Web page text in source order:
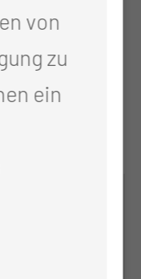
von
zu
ein